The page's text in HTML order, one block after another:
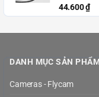
44.600₫
DANH MỤC SẢN
Cameras - Flycam